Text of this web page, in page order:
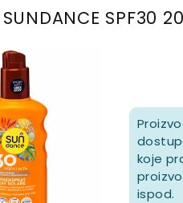
SPF30
koje
ispod.